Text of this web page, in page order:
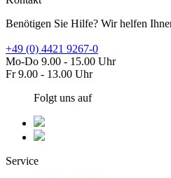
Benötigen Sie Hilfe? Wir helfen
+49 (0) 4421 9267-0
Mo-Do 9.00 - 15.00 Uhr
Fr 9.00 - 13.00 Uhr
Folgt uns auf
Service